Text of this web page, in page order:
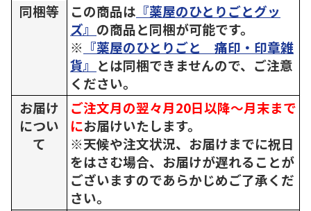
同梱等 この商品は 『薬屋のひとりごとグッ
ズ』 の商品と同梱が可能です。
※ 『薬屋のひとりごと 痛印・印章雑
貨』 とは同梱できませんので、ご注意
ください。
お届け
につい
て
ご注文月の翌々月20日以降～月末まで
にお届けいたします。
※天候や注文状況、お届けまでに祝日
をはさむ場合、お届けが遅れることが
ございますのであらかじめご了承くだ
さい。